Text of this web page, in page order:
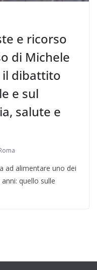
e ricorso
di Michele
il dibattito
e sul
salute e
ad alimentare uno dei
quello sulle